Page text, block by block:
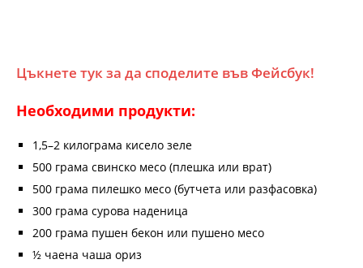
Цъкнете тук за да споделите във Фейсбук!
Необходими продукти:
1,5–2 килограма кисело зеле
500 грама свинско месо (плешка или врат)
500 грама пилешко месо (бутчета или разфасовка)
300 грама сурова наденица
200 грама пушен бекон или пушено месо
½ чаена чаша ориз